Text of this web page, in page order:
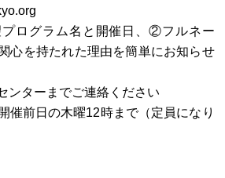
ログラム名と開催日、②フルネー
を持たれた理由を簡単にお知らせ
ンターまでご連絡ください
催前日の木曜12時まで（定員になり